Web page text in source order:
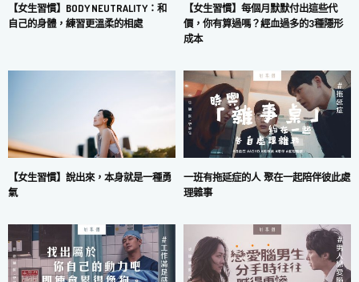
【女生習慣】BODY NEUTRALITY：和
自己的身體，練習更溫柔的相處
【女生習慣】每個月默默付出這些代
價，你有算過嗎？經血過多的3種隱形
成本
【女生習慣】說出來，本身就是一種勇
氣
一班有拖延症的人 聚在一起陪伴彼此處
理雜事